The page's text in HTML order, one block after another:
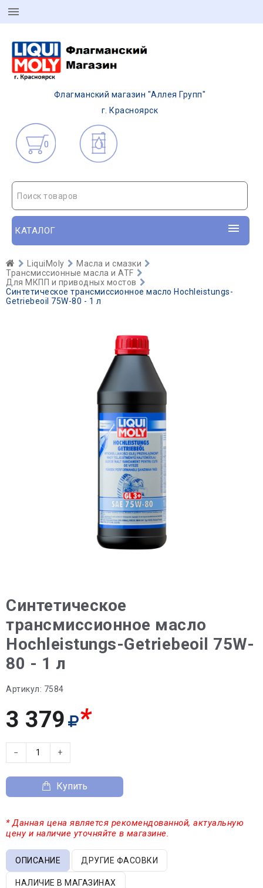
Флагманский магазин "Аллея Групп"
г. Красноярск
0
Поиск товаров
КАТАЛОГ
LiquiMoly
Масла и смазки
Трансмиссионные масла и ATF
Для МКПП и приводных мостов
Синтетическое трансмиссионное масло Hochleistungs-
Getriebeoil 75W-80 - 1 л
Синтетическое
трансмиссионное масло
Hochleistungs-Getriebeoil 75W-
80 - 1 л
Артикул: 7584
3 379 *
− +
Купить
* Данная цена является рекомендованной, актуальную
цену и наличие уточняйте в магазине.
ОПИСАНИЕ ДРУГИЕ ФАСОВКИ
НАЛИЧИЕ В МАГАЗИНАХ